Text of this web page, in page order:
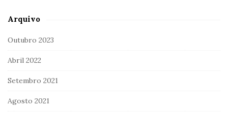
Arquivo
Outubro 2023
Abril 2022
Setembro 2021
Agosto 2021